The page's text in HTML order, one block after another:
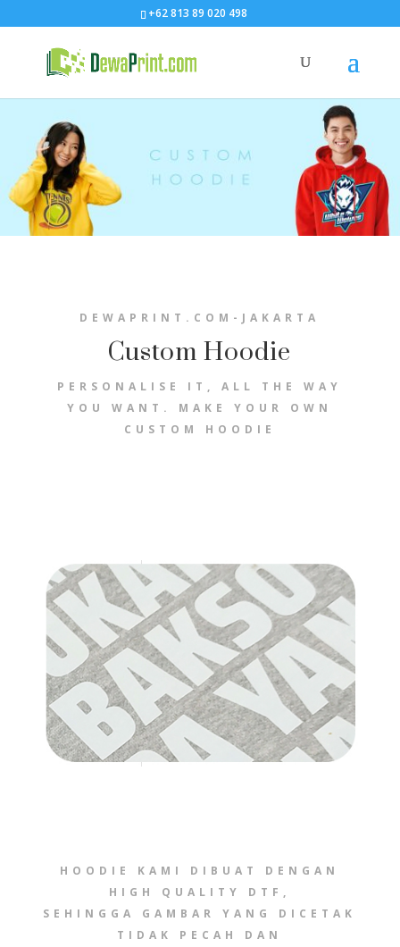
+62 813 89 020 498
DEWAPRINT.COM-JAKARTA
Custom Hoodie
PERSONALISE IT, ALL THE WAY
YOU WANT. MAKE YOUR OWN
CUSTOM HOODIE
HOODIE KAMI DIBUAT DENGAN
HIGH QUALITY DTF,
SEHINGGA GAMBAR YANG DICETAK
TIDAK PECAH DAN